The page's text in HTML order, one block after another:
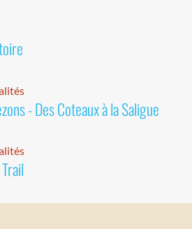
- Des Coteaux à la Saligue